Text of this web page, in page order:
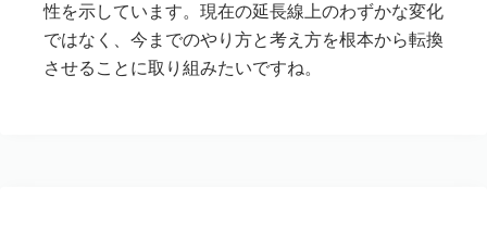
性を示しています。現在の延長線上のわずかな変化
ではなく、今までのやり方と考え方を根本から転換
させることに取り組みたいですね。